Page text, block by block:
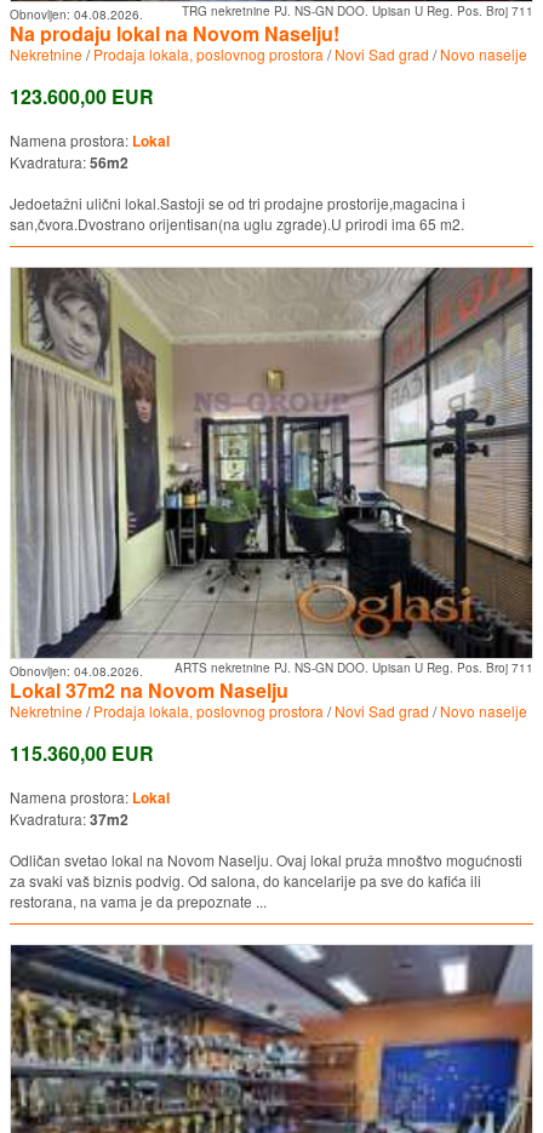
TRG nekretnine PJ. NS-GN DOO. Upisan U Reg. Pos. Broj 711
Obnovljen: 04.08.2026.
Na prodaju lokal na Novom Naselju!
Nekretnine/Prodaja lokala, poslovnog prostora /Novi Sad grad /Novo naselje
123.600,00 EUR
Namena prostora: Lokal
Kvadratura:56m2
Jedoetažni ulični lokal.Sastoji se od tri prodajne prostorije,magacina i
san,čvora.Dvostrano orijentisan(na uglu zgrade).U prirodi ima 65 m2.
ARTS nekretnine PJ. NS-GN DOO. Upisan U Reg. Pos. Broj 711
Obnovljen: 04.08.2026.
Lokal 37m2 na Novom Naselju
Nekretnine/Prodaja lokala, poslovnog prostora /Novi Sad grad /Novo naselje
115.360,00 EUR
Namena prostora: Lokal
Kvadratura:37m2
Odličan svetao lokal na Novom Naselju. Ovaj lokal pruža mnoštvo mogućnosti
za svaki vaš biznis podvig. Od salona, do kancelarije pa sve do kafića ili
restorana, na vama je da prepoznate ...